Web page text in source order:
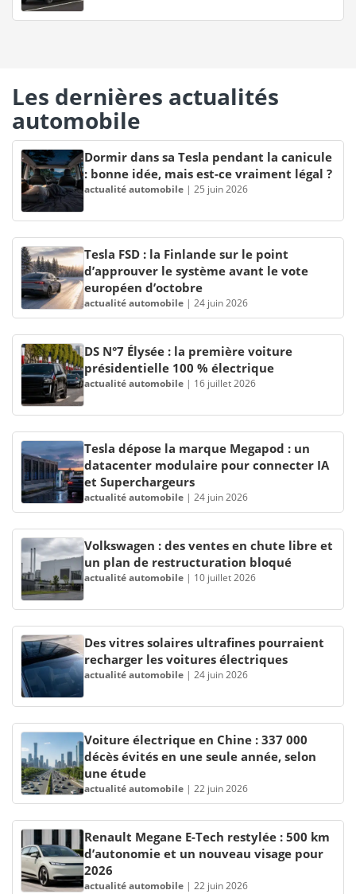
Les dernières actualités
automobile
Dormir dans sa Tesla pendant la canicule
: bonne idée, mais est-ce vraiment légal ?
actualité automobile | 25 juin 2026
Tesla FSD : la Finlande sur le point
d’approuver le système avant le vote
européen d’octobre
actualité automobile | 24 juin 2026
DS N°7 Élysée : la première voiture
présidentielle 100 % électrique
actualité automobile | 16 juillet 2026
Tesla dépose la marque Megapod : un
datacenter modulaire pour connecter IA
et Superchargeurs
actualité automobile | 24 juin 2026
Volkswagen : des ventes en chute libre et
un plan de restructuration bloqué
actualité automobile | 10 juillet 2026
Des vitres solaires ultrafines pourraient
recharger les voitures électriques
actualité automobile | 24 juin 2026
Voiture électrique en Chine : 337 000
décès évités en une seule année, selon
une étude
actualité automobile | 22 juin 2026
Renault Megane E-Tech restylée : 500 km
d’autonomie et un nouveau visage pour
2026
actualité automobile | 22 juin 2026